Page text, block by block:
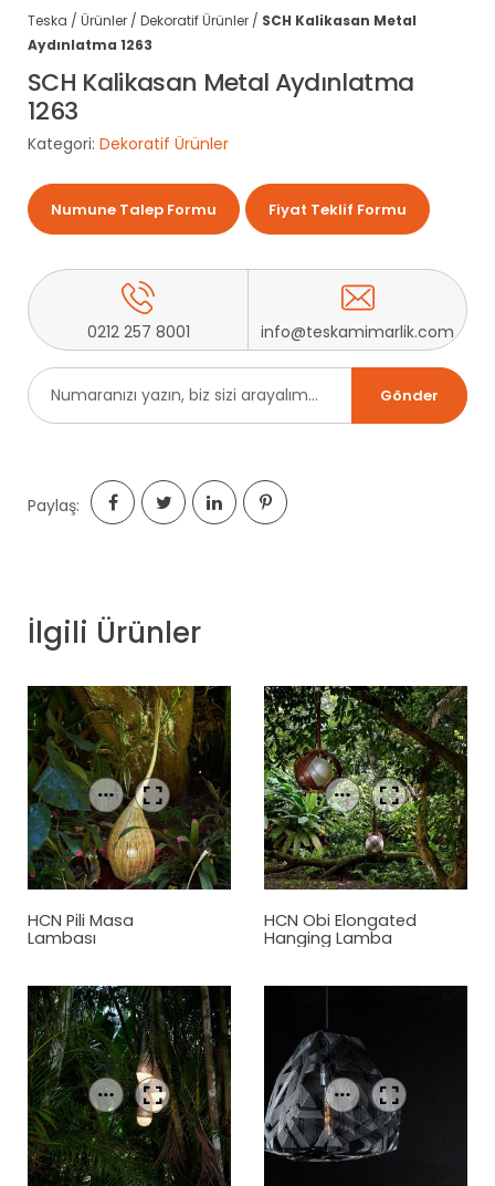
Teska / Ürünler / Dekoratif Ürünler / SCH Kalikasan Metal
Aydınlatma 1263
SCH Kalikasan Metal Aydınlatma
1263
Kategori: Dekoratif Ürünler
Numune Talep Formu Fiyat Teklif Formu
0212 257 8001 info@teskamimarlik.com
Paylaş:
İlgili Ürünler
HCN Pili Masa
Lambası
HCN Obi Elongated
Hanging Lamba